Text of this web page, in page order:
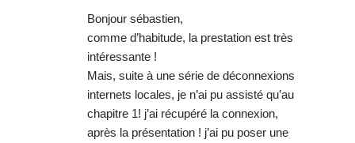
Bonjour sébastien,
comme d’habitude, la prestation est très
intéressante !
Mais, suite à une série de déconnexions
internets locales, je n’ai pu assisté qu’au
chapitre 1! j’ai récupéré la connexion,
après la présentation ! j’ai pu poser une